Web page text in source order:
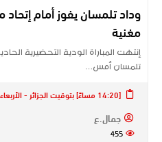
وداد تلمسان يفوز أمام
مغنية
إنتهت المباراة الودية التحضيرية
تلمسان أمس…
[14:20 مساءً] بتوقيت الجزائر - الأربعاء 01 نوفمبر 2023
جمال.ع
455